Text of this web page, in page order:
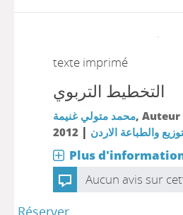
texte imprimé
التخطيط التربوي
محمد متولي غنيمة, Auteur
والطباعة الاردن |
2012
Plus
Aucun avis sur
Réserver